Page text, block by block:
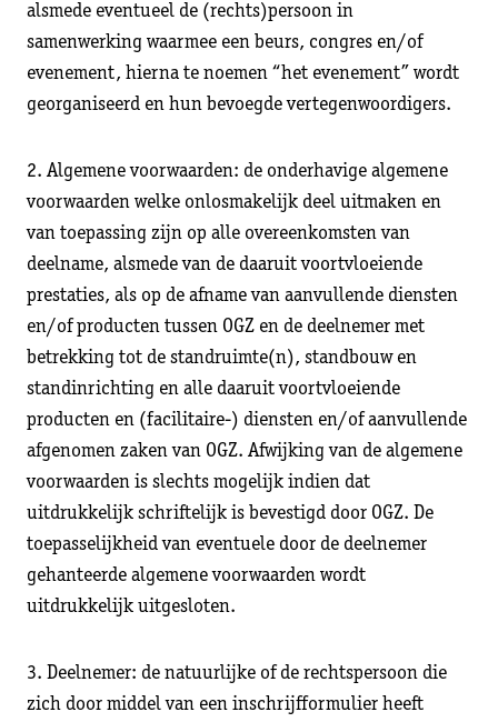
alsmede eventueel de (rechts)persoon in
samenwerking waarmee een beurs, congres en/of
evenement, hierna te noemen “het evenement” wordt
georganiseerd en hun bevoegde vertegenwoordigers.
2. Algemene voorwaarden: de onderhavige algemene
voorwaarden welke onlosmakelijk deel uitmaken en
van toepassing zijn op alle overeenkomsten van
deelname, alsmede van de daaruit voortvloeiende
prestaties, als op de afname van aanvullende diensten
en/of producten tussen OGZ en de deelnemer met
betrekking tot de standruimte(n), standbouw en
standinrichting en alle daaruit voortvloeiende
producten en (facilitaire-) diensten en/of aanvullende
afgenomen zaken van OGZ. Afwijking van de algemene
voorwaarden is slechts mogelijk indien dat
uitdrukkelijk schriftelijk is bevestigd door OGZ. De
toepasselijkheid van eventuele door de deelnemer
gehanteerde algemene voorwaarden wordt
uitdrukkelijk uitgesloten.
3. Deelnemer: de natuurlijke of de rechtspersoon die
zich door middel van een inschrijfformulier heeft